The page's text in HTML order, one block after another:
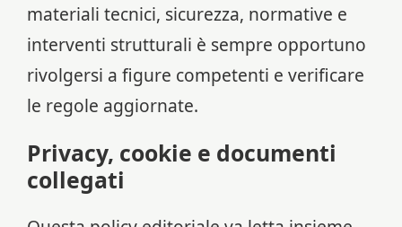
materiali tecnici, sicurezza, normative e
interventi strutturali è sempre opportuno
rivolgersi a figure competenti e verificare
le regole aggiornate.
Privacy, cookie e documenti
collegati